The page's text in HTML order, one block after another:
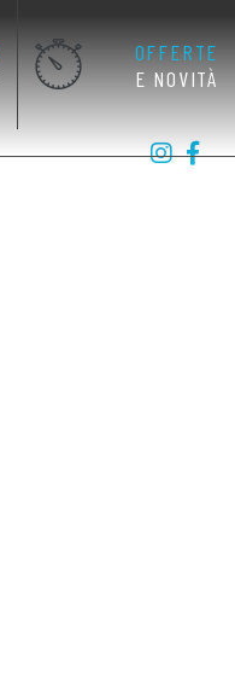
OFFERTE
E NOVITÀ